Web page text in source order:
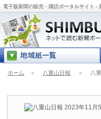
電子版新聞の販売・購読ポータルサイト -
ホーム ＞ 八重山日報 ＞ 八